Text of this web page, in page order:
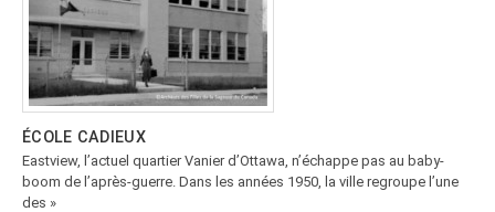
ÉCOLE CADIEUX
Eastview, l’actuel quartier Vanier d’Ottawa, n’échappe pas au baby-
boom de l’après-guerre. Dans les années 1950, la ville regroupe l’une
des »